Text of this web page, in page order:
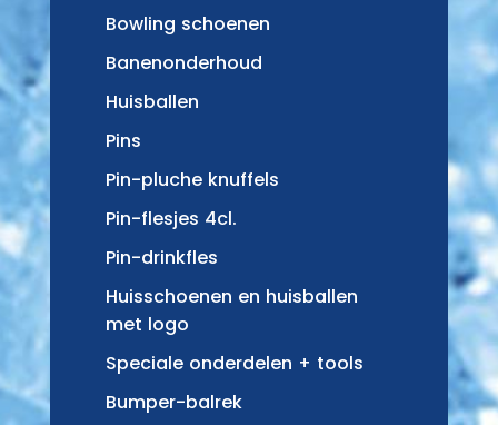
Bowling schoenen
Banenonderhoud
Huisballen
Pins
Pin-pluche knuffels
Pin-flesjes 4cl.
Pin-drinkfles
Huisschoenen en huisballen
met logo
Speciale onderdelen + tools
Bumper-balrek